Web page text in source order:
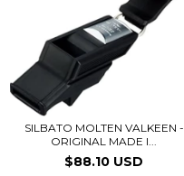
SILBATO MOLTEN VALKEEN -
ORIGINAL MADE I...
$88.10 USD